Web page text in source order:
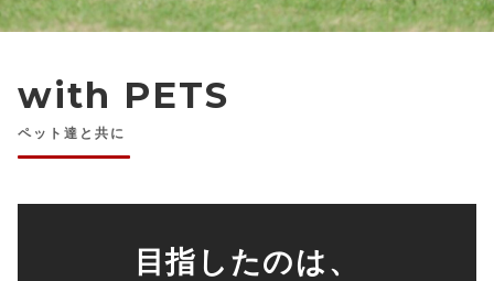
with PETS
ペット達と共に
目指したのは、